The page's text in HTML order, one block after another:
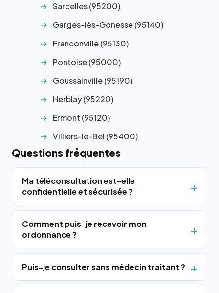
Sarcelles (95200)
Garges-lès-Gonesse (95140)
Franconville (95130)
Pontoise (95000)
Goussainville (95190)
Herblay (95220)
Ermont (95120)
Villiers-le-Bel (95400)
Questions fréquentes
Ma téléconsultation est-elle
confidentielle et sécurisée ?
Comment puis-je recevoir mon
ordonnance ?
Puis-je consulter sans médecin traitant ?